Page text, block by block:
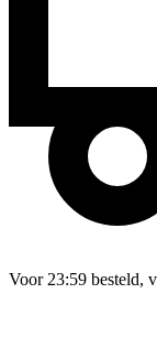
Voor 23:59 besteld,